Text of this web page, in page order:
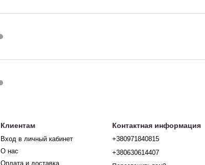
Клиентам
Вход в личный кабинет
О нас
Оплата и доставка
Контактная информация
+380971840815
+380630614407